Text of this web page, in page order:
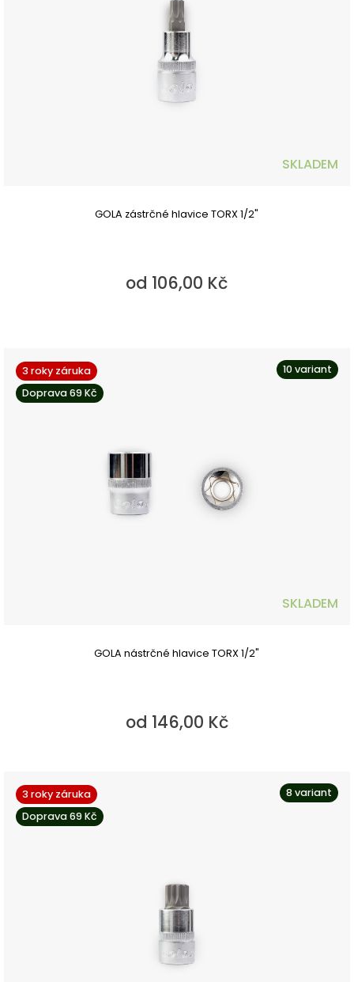
SKLADEM
GOLA zástrčné hlavice TORX 1/2"
od 106,00 Kč
10 variant
3 roky záruka
Doprava 69 Kč
SKLADEM
GOLA nástrčné hlavice TORX 1/2"
od 146,00 Kč
8 variant
3 roky záruka
Doprava 69 Kč